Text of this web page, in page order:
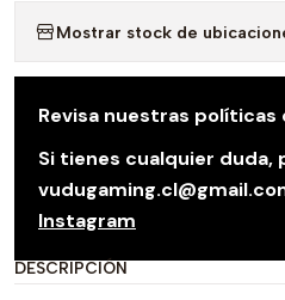
Mostrar stock de
Revisa nuestras
Si tienes cualquier duda,
Instagram
DESCRIPCIÓN